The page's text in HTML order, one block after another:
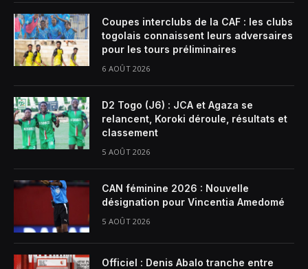
Coupes interclubs de la CAF : les clubs
togolais connaissent leurs adversaires
pour les tours préliminaires
6 AOÛT 2026
D2 Togo (J6) : JCA et Agaza se
relancent, Koroki déroule, résultats et
classement
5 AOÛT 2026
CAN féminine 2026 : Nouvelle
désignation pour Vincentia Amedomé
5 AOÛT 2026
Officiel : Denis Abalo tranche entre